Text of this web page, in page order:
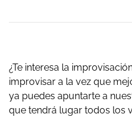
¿Te interesa la
improvisar a la vez que
ya puedes apuntarte a
que tendrá lugar todos los